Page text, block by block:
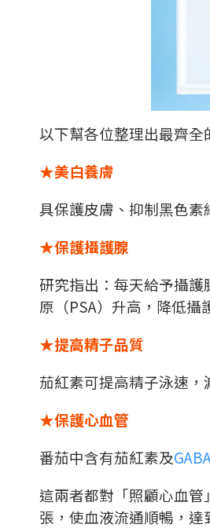
以下幫各位整理出最齊全
★美白養膚
具保護皮膚、抑制黑色素
★保護攝護腺
研究指出：每天給予攝護
原（PSA）升高，降低攝
★提高精子品質
茄紅素可提高精子泳速
★保護心血管
番茄中含有茄紅素及GABA
這兩者都對「照顧心血
張，使血液流通順暢，